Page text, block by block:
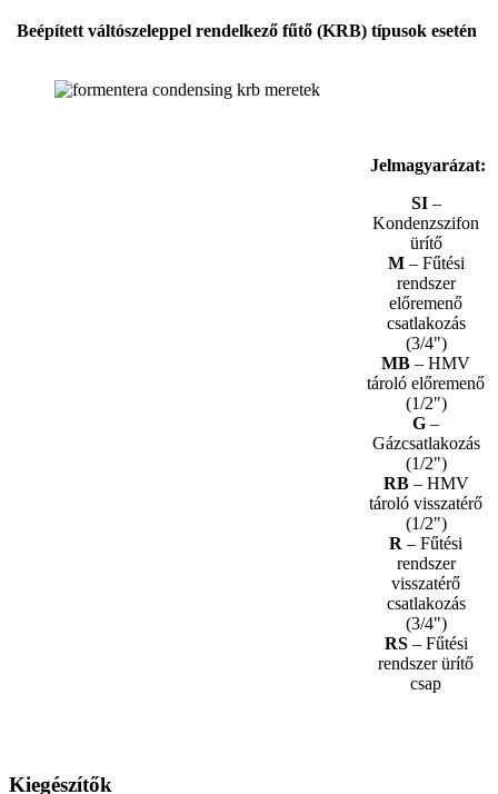
Beépített váltószeleppel rendelkező fűtő (KRB) típusok esetén
Jelmagyarázat:
SI–
Kondenzszifon
ürítő
M– Fűtési
rendszer
előremenő
csatlakozás
(3/4")
MB – HMV
tároló előremenő
(1/2")
G –
Gázcsatlakozás
(1/2")
RB– HMV
tároló visszatérő
(1/2")
R – Fűtési
rendszer
visszatérő
csatlakozás
(3/4")
RS– Fűtési
rendszer ürítő
csap
Kiegészítők